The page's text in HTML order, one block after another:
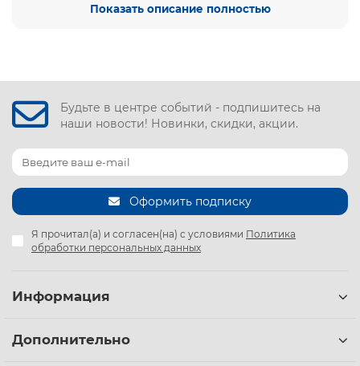
риски от крупного абразива или остатки старого
кузова.
В интернет-магазинеХорекс Авто
вы можете купить
шлифовальные материалы в Минске. Наш каталог
высококачественных абразивов и сопутствующих
товаров от брендовGTA,Хорекс АвтоиRotake.
Продукция подходит как для сухого, так и для мокрого
шлифования деталей.
оптимизировать малярные процессы:
Показать описание полностью
Будьте в центре событий - подпишитесь на
наши новости! Новинки, скидки, акции.
Оформить подписку
Я прочитал(а) и согласен(на) с условиями Политика
обработки персональных данных
Информация
Дополнительно